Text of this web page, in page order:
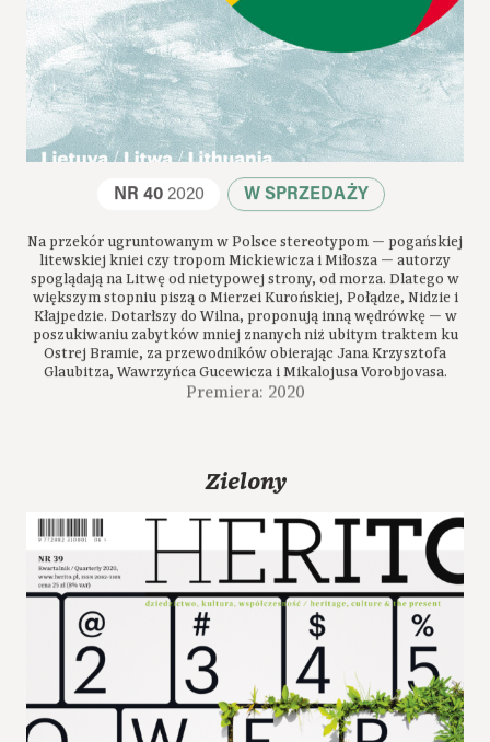
NR 402020 W SPRZEDAŻY
Na przekór ugruntowanym w Polsce stereotypom — pogańskiej
litewskiej kniei czy tropom Mickiewicza i Miłosza — autorzy
spoglądają na Litwę od nietypowej strony, od morza. Dlatego w
większym stopniu piszą o Mierzei Kurońskiej, Połądze, Nidzie i
Kłajpedzie. Dotarłszy do Wilna, proponują inną wędrówkę — w
poszukiwaniu zabytków mniej znanych niż ubitym traktem ku
Ostrej Bramie, za przewodników obierając Jana Krzysztofa
Glaubitza, Wawrzyńca Gucewicza i Mikalojusa Vorobjovasa.
Premiera: 2020
Zielony